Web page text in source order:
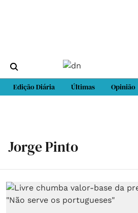
Edição Diária Últimas Opinião
Jorge Pinto